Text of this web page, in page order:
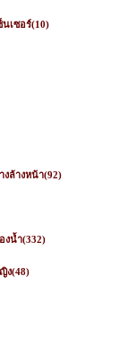
นเซอร์(10)
ล้างหน้า(92)
งน้ำ(332)
ง(48)